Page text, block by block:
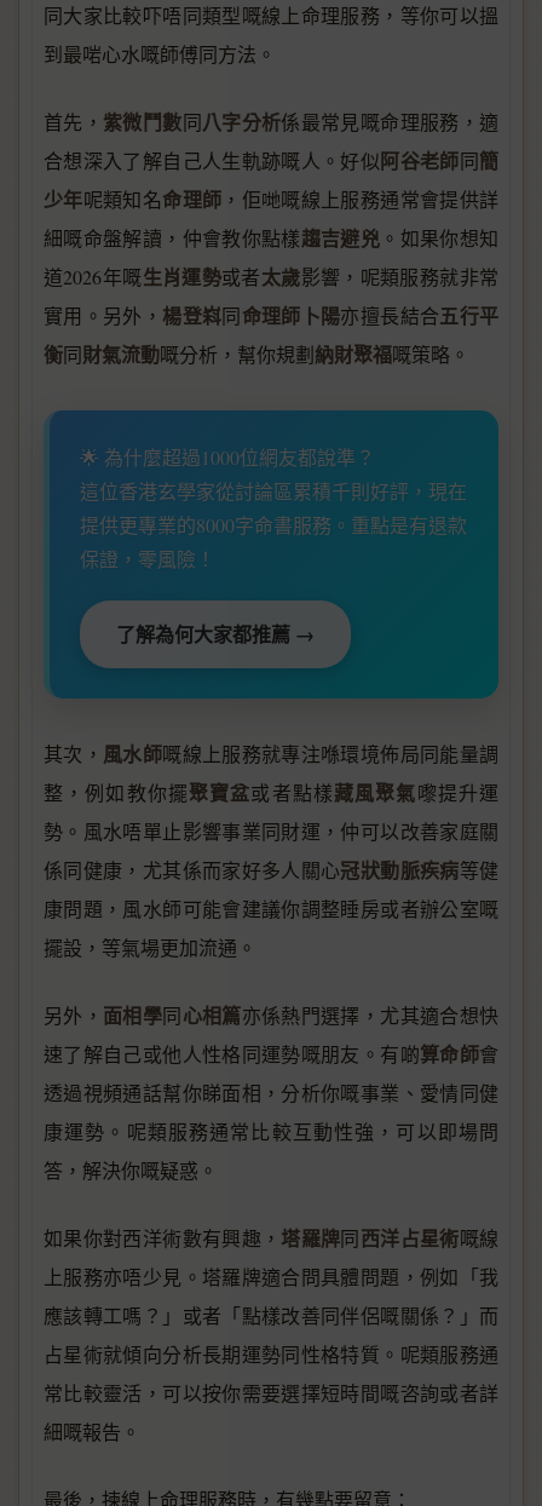
同大家比較吓唔同類型嘅線上命理服務，等你可以搵
到最啱心水嘅師傅同方法。
首先， 紫微鬥數同八字分析係最常見嘅命理服務，適
合想深入了解自己人生軌跡嘅人。好似阿谷老師同簡
少年呢類知名命理師 ，佢哋嘅線上服務通常會提供詳
細嘅命盤解讀，仲會教你點樣趨吉避兇 。如果你想知
道2026年嘅生肖運勢或者太歲影響，呢類服務就非常
實用。另外，楊登嵙同命理師卜陽亦擅長結合五行平
衡同財氣流動嘅分析，幫你規劃納財聚福嘅策略。
🌟 為什麼超過1000位網友都說準？
這位香港玄學家從討論區累積千則好評，現在
提供更專業的8000字命書服務。重點是有退款
保證，零風險！
了解為何大家都推薦 →
其次， 風水師嘅線上服務就專注喺環境佈局同能量調
整，例如教你擺聚寶盆或者點樣藏風聚氣嚟提升運
勢。風水唔單止影響事業同財運，仲可以改善家庭關
係同健康，尤其係而家好多人關心冠狀動脈疾病等健
康問題，風水師可能會建議你調整睡房或者辦公室嘅
擺設，等氣場更加流通。
另外， 面相學同心相篇亦係熱門選擇，尤其適合想快
速了解自己或他人性格同運勢嘅朋友。有啲算命師會
透過視頻通話幫你睇面相，分析你嘅事業、愛情同健
康運勢。呢類服務通常比較互動性強，可以即場問
答，解決你嘅疑惑。
如果你對西洋術數有興趣， 塔羅牌同西洋占星術嘅線
上服務亦唔少見。塔羅牌適合問具體問題，例如「我
應該轉工嗎？」或者「點樣改善同伴侶嘅關係？」而
占星術就傾向分析長期運勢同性格特質。呢類服務通
常比較靈活，可以按你需要選擇短時間嘅咨詢或者詳
細嘅報告。
最後，揀線上命理服務時，有幾點要留意：